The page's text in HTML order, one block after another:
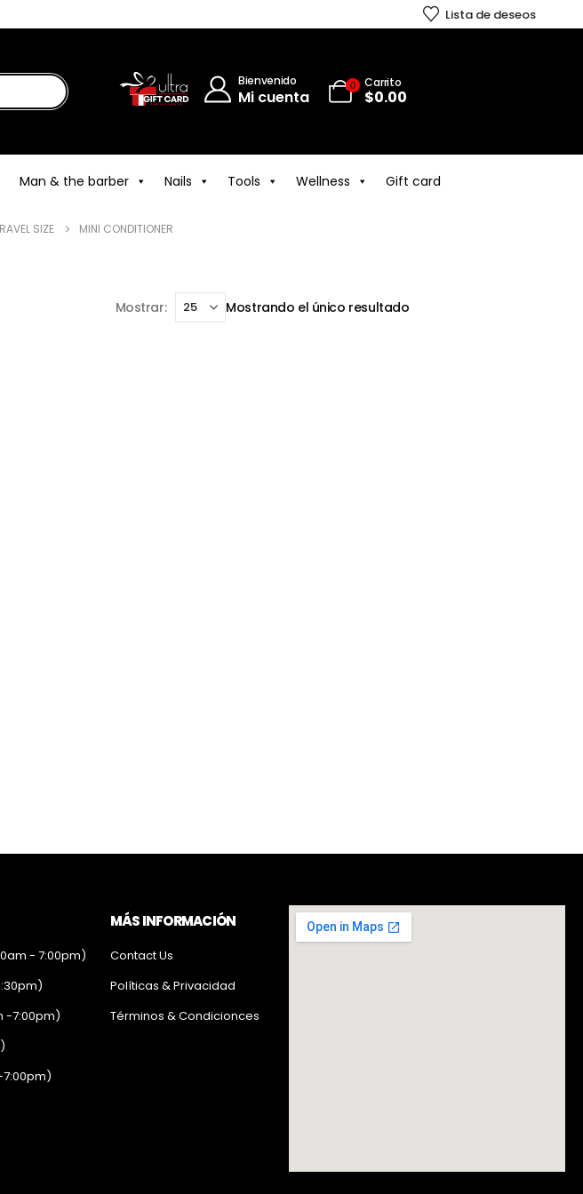
Lista de deseos
Bienvenido
Mi cuenta
0 Carrito
$0.00
Man & the barber Nails Tools Wellness Gift card
SIZE MINI CONDITIONER
Mostrar: Mostrando el único resultado
- 7:00pm)
-7:00pm)
7:00pm)
MÁS INFORMACIÓN
Contact Us
Políticas & Privacidad
Términos & Condicionces